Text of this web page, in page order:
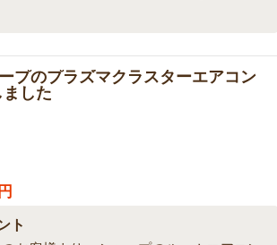
プのプラズマクラスターエアコン
した
円
ト